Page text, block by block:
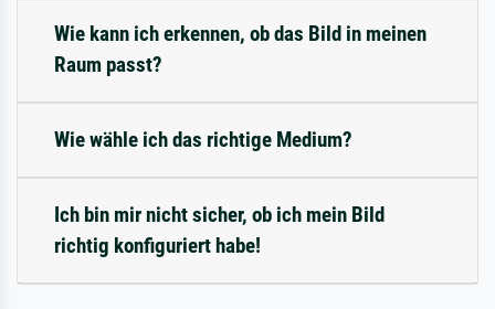
Wie kann ich erkennen, ob das Bild in meinen
Raum passt?
Wie wähle ich das richtige Medium?
Ich bin mir nicht sicher, ob ich mein Bild
richtig konfiguriert habe!